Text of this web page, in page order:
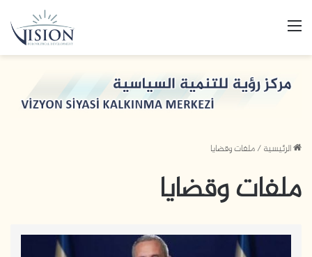
الرئيسية/ملفات وقضايا
ملفات وقضايا